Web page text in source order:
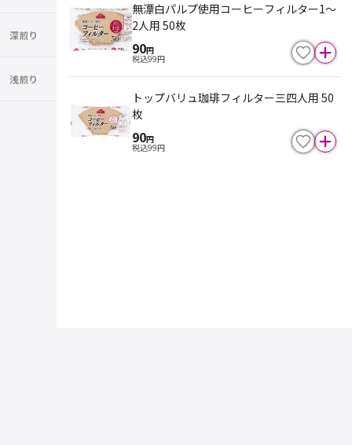
深煎り
浅煎り
無漂白パルプ使用コーヒーフィルター1～
2人用 50枚
90円
税込99円
トップバリュ珈琲フィルター三四人用 50
枚
90円
税込99円